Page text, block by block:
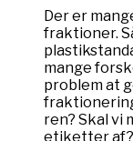
Der er
fraktioner.
mange
problem at
ren? Skal vi
etiketter af?